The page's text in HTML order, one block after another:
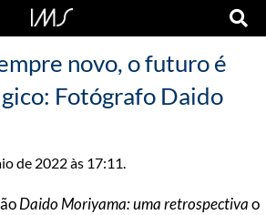
novo, o futuro é
Fotógrafo Daido
de 2022 às 17:11.
Daido Moriyama: uma retrospectivao